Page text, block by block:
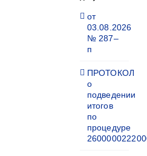
от
03.08.2026
№ 287–
п
ПРОТОКОЛ
о
подведении
итогов
по
процедуре